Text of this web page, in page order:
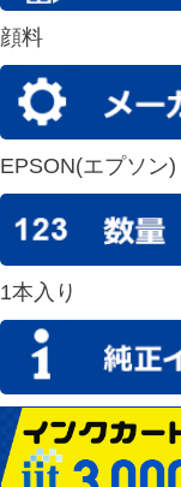
顔料
EPSON(エプソン)
1本入り